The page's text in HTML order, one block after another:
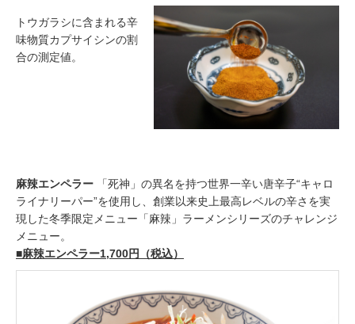
トウガラシに含まれる辛
味物質カプサイシンの割
合の測定値。
麻辣エンペラー 「死神」の異名を持つ世界一辛い唐辛子“キャロ
ライナリーパー”を使用し、創業以来史上最高レベルの辛さを実
現した冬季限定メニュー「麻辣」ラーメンシリーズのチャレンジ
メニュー。
■麻辣エンペラー1,700円（税込）